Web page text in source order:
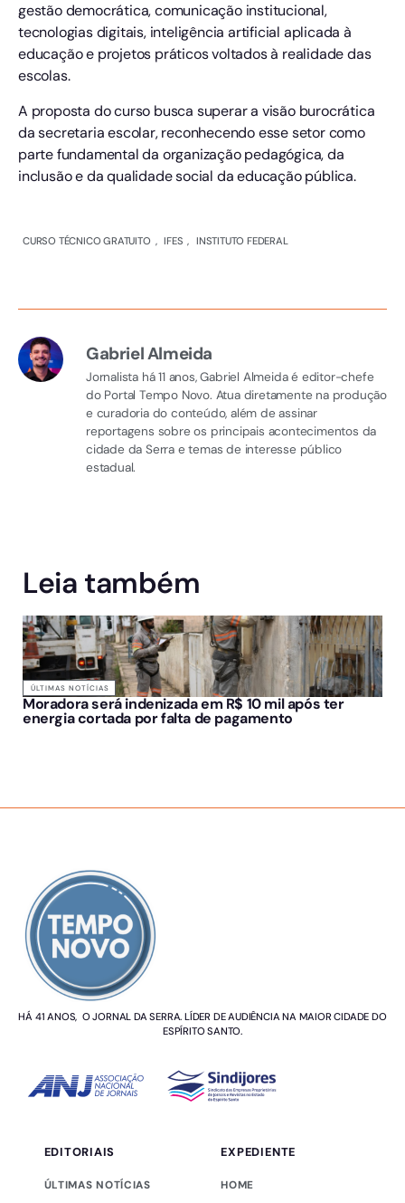
gestão democrática, comunicação institucional,
tecnologias digitais, inteligência artificial aplicada à
educação e projetos práticos voltados à realidade das
escolas.
A proposta do curso busca superar a visão burocrática
da secretaria escolar, reconhecendo esse setor como
parte fundamental da organização pedagógica, da
inclusão e da qualidade social da educação pública.
CURSO TÉCNICO GRATUITO , IFES , INSTITUTO FEDERAL
Gabriel Almeida
Jornalista há 11 anos, Gabriel Almeida é editor-chefe
do Portal Tempo Novo. Atua diretamente na produção
e curadoria do conteúdo, além de assinar
reportagens sobre os principais acontecimentos da
cidade da Serra e temas de interesse público
estadual.
Leia também
ÚLTIMAS NOTÍCIAS
Moradora será indenizada em R$ 10 mil após ter
energia cortada por falta de pagamento
HÁ 41 ANOS, O JORNAL DA SERRA. LÍDER DE AUDIÊNCIA NA MAIOR CIDADE DO
ESPÍRITO SANTO.
EDITORIAIS
ÚLTIMAS NOTÍCIAS
EXPEDIENTE
HOME